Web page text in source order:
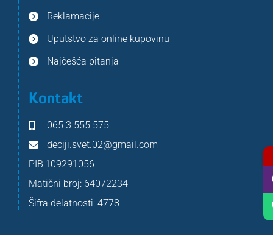
Reklamacije
Uputstvo za online kupovinu
Najčešća pitanja
Kontakt
065 3 555 575
deciji.svet.02@gmail.com
PIB:109291056
Matični broj: 64072234
Šifra delatnosti: 4778